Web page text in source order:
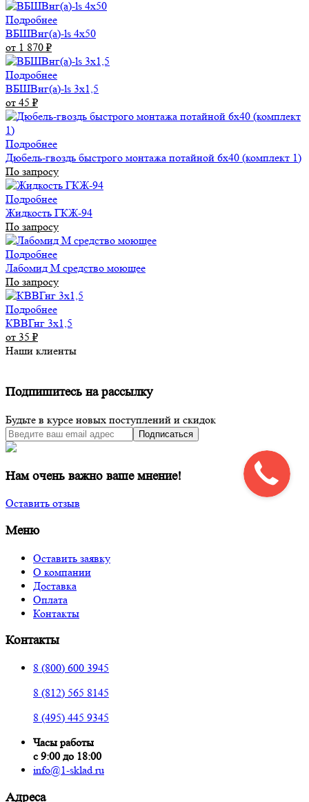
Подробнее
ВБШВнг(а)-ls 4x50
от 1 870 ₽
Подробнее
ВБШВнг(а)-ls 3х1,5
от 45 ₽
Подробнее
Дюбель-гвоздь быстрого монтажа потайной 6х40 (комплект 1)
По запросу
Подробнее
Жидкость ГКЖ-94
По запросу
Подробнее
Лабомид М средство моющее
По запросу
Подробнее
КВВГнг 3х1,5
от 35 ₽
Наши клиенты
Подпишитесь на рассылку
Будьте в курсе новых поступлений и скидок
Подписаться
Нам очень важно ваше мнение!
Оставить отзыв
Меню
Оставить заявку
О компании
Доставка
Оплата
Контакты
Контакты
8 (800) 600 3945
8 (812) 565 8145
8 (495) 445 9345
Часы работы
с 9:00 до 18:00
info@1-sklad.ru
Адреса